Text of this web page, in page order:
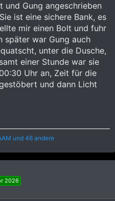
und Gung angeschrieben
ist eine sichere Bank, es
mir einen Bolt und fuhr
später war Gung auch
unter die Dusche,
einer Stunde war sie
Uhr an, Zeit für die
und dann Licht
und 46 andere
2026